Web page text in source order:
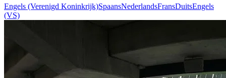
Engels (Verenigd Koninkrijk)SpaansNederlandsFransDuitsEngels
(VS)